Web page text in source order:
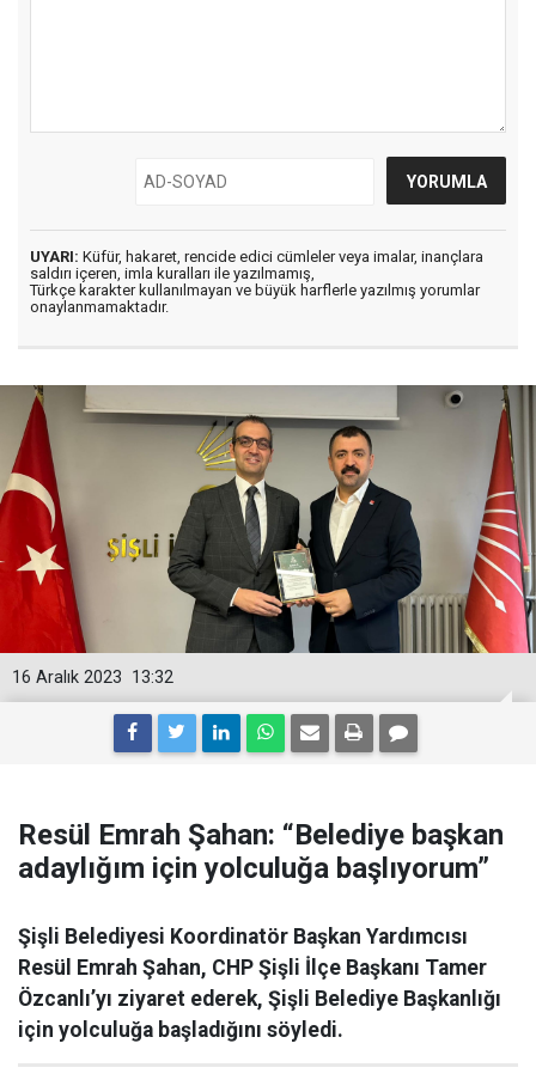
UYARI: Küfür, hakaret, rencide edici cümleler veya imalar, inançlara
saldırı içeren, imla kuralları ile yazılmamış,
Türkçe karakter kullanılmayan ve büyük harflerle yazılmış yorumlar
onaylanmamaktadır.
13:32
16 Aralık 2023
Resül Emrah Şahan: “Belediye başkan
adaylığım için yolculuğa başlıyorum”
Şişli Belediyesi Koordinatör Başkan Yardımcısı
Resül Emrah Şahan, CHP Şişli İlçe Başkanı Tamer
Özcanlı’yı ziyaret ederek, Şişli Belediye Başkanlığı
için yolculuğa başladığını söyledi.